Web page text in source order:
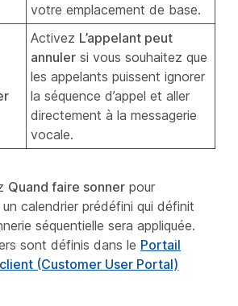
votre emplacement de base.
Activez L’appelant peut
annuler si vous souhaitez que
les appelants puissent ignorer
la séquence d’appel et aller
directement à la messagerie
vocale.
Quand faire sonner pour
calendrier prédéfini qui définit
séquentielle sera appliquée.
sont définis dans le Portail
(Customer User Portal)